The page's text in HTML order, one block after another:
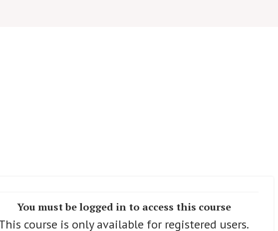
You must be logged in to access this course
course is only available for registered users.